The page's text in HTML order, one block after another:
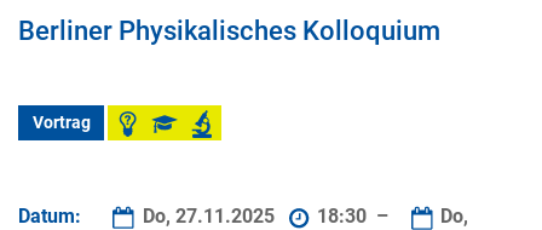
Berliner Physikalisches Kolloquium
Vortrag
Datum: Do, 27.11.2025 18:30 –
Do,